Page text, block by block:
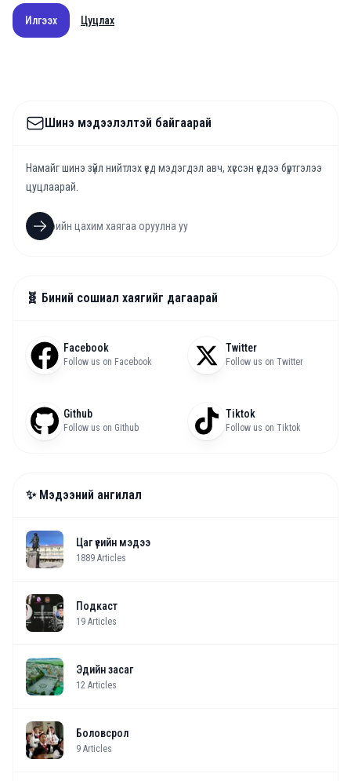
Илгээх Цуцлах
Шинэ мэдээлэлтэй байгаарай
Намайг шинэ зүйл нийтлэх үед мэдэгдэл авч, хүссэн үедээ бүртгэлээ
цуцлаарай.
🧬 Биний сошиал хаягийг дагаарай
Facebook
Follow us on Facebook
Twitter
Follow us on Twitter
Github
Follow us on Github
Tiktok
Follow us on Tiktok
✨ Мэдээний ангилал
Цаг үеийн мэдээ
1889 Articles
Подкаст
19 Articles
Эдийн засаг
12 Articles
Боловсрол
9 Articles